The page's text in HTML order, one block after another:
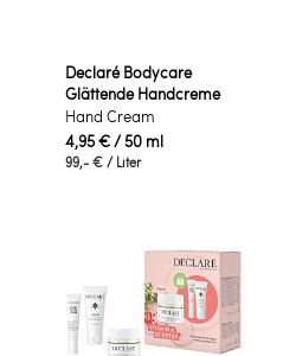
Declaré Bodycare
Glättende Handcreme
Hand Cream
4,95 €/ 50 ml
99,- € / Liter